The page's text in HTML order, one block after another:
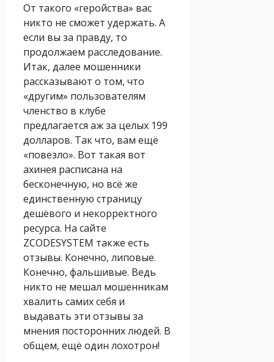
От такого «геройства» вас
никто не сможет удержать. А
если вы за правду, то
продолжаем расследование.
Итак, далее мошенники
рассказывают о том, что
«другим» пользователям
членство в клубе
предлагается аж за целых 199
долларов. Так что, вам ещё
«повезло». Вот такая вот
ахинея расписана на
бесконечную, но всё же
единственную страницу
дешёвого и некорректного
ресурса. На сайте
ZCODESYSTEM также есть
отзывы. Конечно, липовые.
Конечно, фальшивые. Ведь
никто не мешал мошенникам
хвалить самих себя и
выдавать эти отзывы за
мнения посторонних людей. В
общем, ещё один лохотрон!